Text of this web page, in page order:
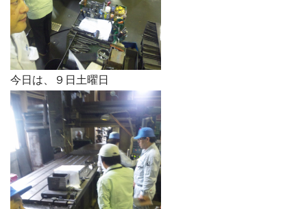
今日は、９日土曜日